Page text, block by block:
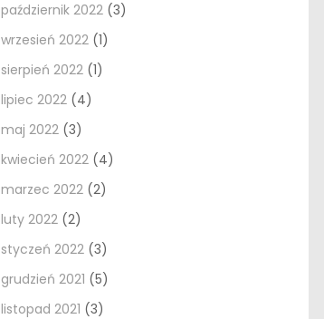
październik 2022 (3)
wrzesień 2022 (1)
sierpień 2022 (1)
lipiec 2022 (4)
maj 2022 (3)
kwiecień 2022 (4)
marzec 2022 (2)
luty 2022 (2)
styczeń 2022 (3)
grudzień 2021 (5)
listopad 2021 (3)